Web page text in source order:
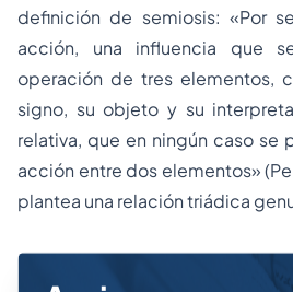
definición de semiosis: «Por
acción, una influencia que
operación de tres elementos,
signo, su objeto y su
relativa, que en ningún caso se
acción entre dos elementos»
plantea una relación triádica